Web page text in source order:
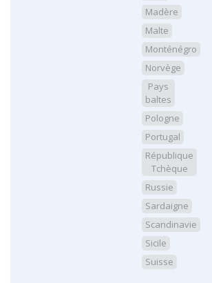
Madère
Malte
Monténégro
Norvège
Pays
baltes
Pologne
Portugal
République
Tchèque
Russie
Sardaigne
Scandinavie
Sicile
Suisse